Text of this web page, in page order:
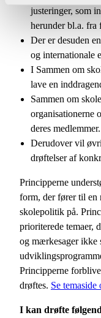
justeringer, som
herunder bl.a. fra
Der er desuden
og internationale
I Sammen om
lave en
Sammen om
organisationerne
deres medlemmer.
Derudover vil
drøftelser af
Principperne
form, der fører til en
skolepolitik på.
prioriterede temaer,
og mærkesager ikke
Principperne
drøftes. Se temaside
I kan drøfte